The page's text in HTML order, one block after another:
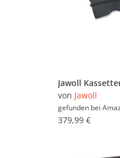
von Jawoll
gefunden bei
379,99 €